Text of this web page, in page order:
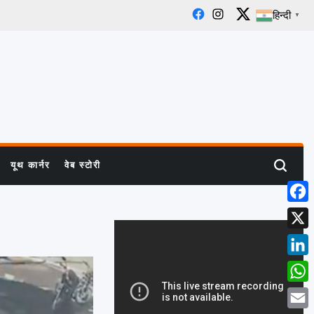
Facebook
Instagram
X हिन्दी ▼
यूथ कार्नर वेब स्टोरी Search
X